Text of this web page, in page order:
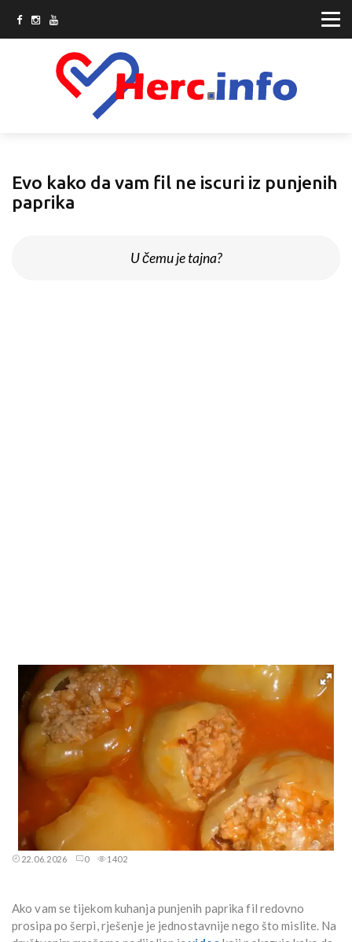
Evo kako da vam fil ne iscuri iz punjenih
paprika
U čemu je tajna?
22.06.2026 0 1402
Ako vam se tijekom kuhanja punjenih paprika fil redovno
prosipa po šerpi, rješenje je jednostavnije nego što mislite. Na